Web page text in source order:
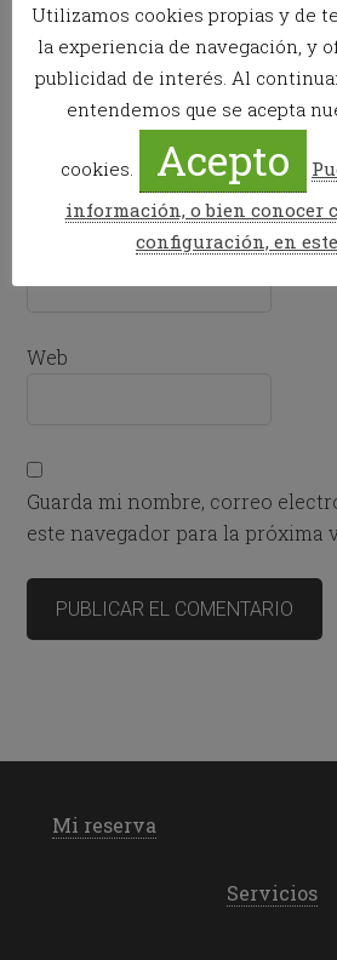
Correo electrónico*
Web
Guarda mi nombre, correo
este navegador para la próxima
Mi reserva
Servicios
Utilizamos cookies propias y de
la experiencia de navegación, y
publicidad de interés. Al
entendemos que se acepta
cookies. Acepto
información, o bien conocer
configuración, en